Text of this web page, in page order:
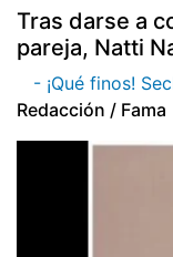
Tras darse a
pareja, Natti
- ¡Qué finos!
Redacción / Fama